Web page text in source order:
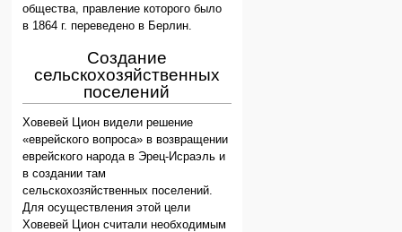
общества, правление которого было
в 1864 г. переведено в Берлин.
Создание
сельскохозяйственных
поселений
Ховевей Цион видели решение
«еврейского вопроса» в возвращении
еврейского народа в Эрец-Исраэль и
в создании там
сельскохозяйственных поселений.
Для осуществления этой цели
Ховевей Цион считали необходимым